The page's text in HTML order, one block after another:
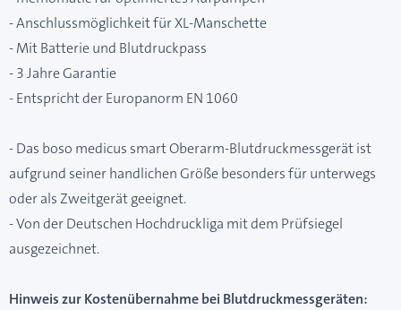
- Anschlussmöglichkeit für XL-Manschette
- Mit Batterie und Blutdruckpass
- 3 Jahre Garantie
- Entspricht der Europanorm EN 1060
- Das boso medicus smart Oberarm-Blutdruckmessgerät ist
aufgrund seiner handlichen Größe besonders für unterwegs
oder als Zweitgerät geeignet.
- Von der Deutschen Hochdruckliga mit dem Prüfsiegel
ausgezeichnet.
Hinweis zur Kostenübernahme bei Blutdruckmessgeräten: